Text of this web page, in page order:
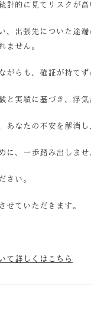
計的に見てリスクが
、出張先についた途
ません。
がらも、確証が持て
と実績に基づき、浮
あなたの不安を解消
に、一歩踏み出しませ
さい。
せていただきます。
て詳しくはこちら